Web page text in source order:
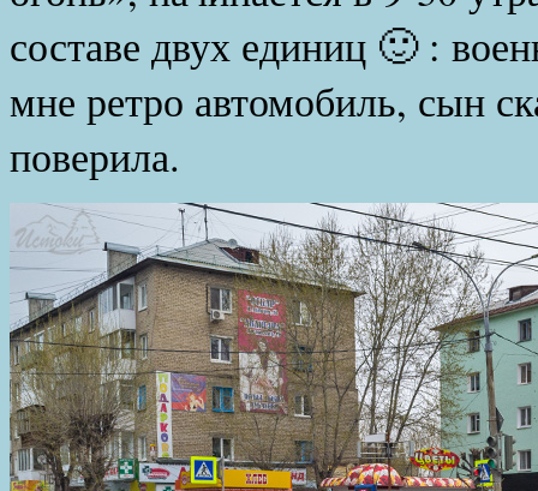
составе двух единиц 🙂 :
мне ретро автомобиль, сын
поверила.